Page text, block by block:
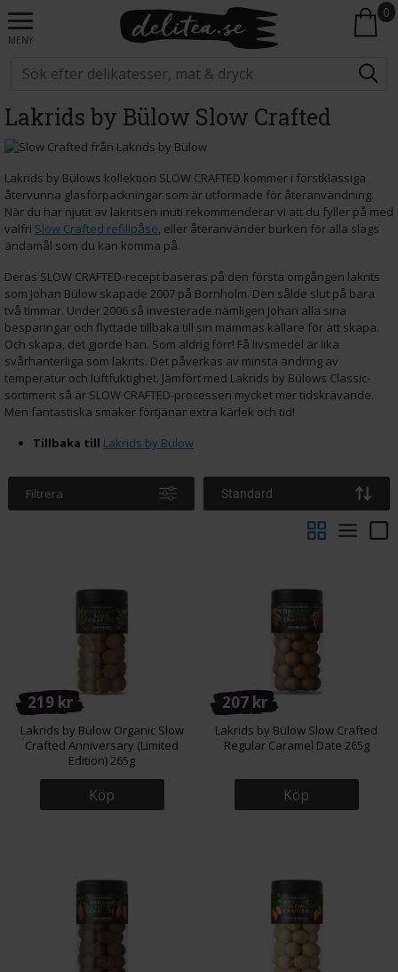
MENY
0
Lakrids by Bülow Slow Crafted
Lakrids by Bülows kollektion SLOW CRAFTED kommer i förstklassiga
återvunna glasförpackningar som är utformade för återanvändning.
När du har njutit av lakritsen inuti rekommenderar vi att du fyller på med
valfri Slow Crafted refillpåse, eller återanvänder burken för alla slags
ändamål som du kan komma på.
Deras SLOW CRAFTED-recept baseras på den första omgången lakrits
som Johan Bülow skapade 2007 på Bornholm. Den sålde slut på bara
två timmar. Under 2006 så investerade nämligen Johan alla sina
besparingar och flyttade tillbaka till sin mammas källare för att skapa.
Och skapa, det gjorde han. Som aldrig förr! Få livsmedel är lika
svårhanterliga som lakrits. Det påverkas av minsta ändring av
temperatur och luftfuktighet. Jämfört med Lakrids by Bülows Classic-
sortiment så är SLOW CRAFTED-processen mycket mer tidskrävande.
Men fantastiska smaker förtjänar extra kärlek och tid!
Tillbaka till Lakrids by Bülow
Filtrera Standard
219 kr
Lakrids by Bülow Organic Slow
Crafted Anniversary (Limited
Edition) 265g
Köp
207 kr
Lakrids by Bülow Slow Crafted
Regular Caramel Date 265g
Köp